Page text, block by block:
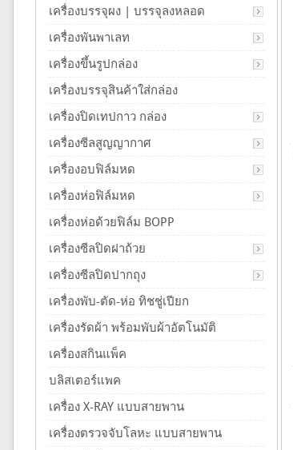
เครื่องบรรจุผง | บรรจุลงหลอด
เครื่องพันพาเลท
เครื่องขึ้นรูปกล่อง
เครื่องบรรจุสินค้าใส่กล่อง
เครื่องปิดเทปกาว กล่อง
เครื่องซีลสูญญากาศ
เครื่องอบฟิล์มหด
เครื่องห่อฟิล์มหด
เครื่องห่อด้วยฟิล์ม BOPP
เครื่องซีลปิดฝาถ้วย
เครื่องซีลปิดปากถุง
เครื่องพับ-ตัด-ห่อ ทิชชู่เปียก
เครื่องรัดผ้า พร้อมพับผ้าอัตโนมัติ
เครื่องสกินแพ็ค
บลิสเตอร์แพค
เครื่อง X-RAY แบบสายพาน
เครื่องตรวจจับโลหะ แบบสายพาน